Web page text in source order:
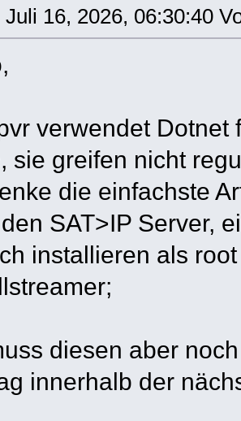
Juli 16, 2026, 06:30:40
verwendet
sie greifen nicht
die einfachste
SAT>IP Server,
installieren als
diesen aber
innerhalb der